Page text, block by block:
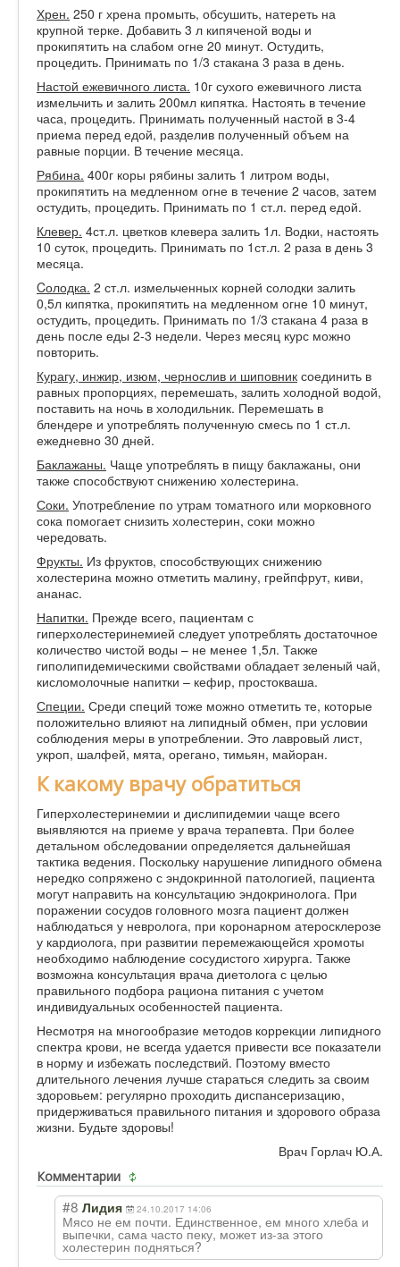
Хрен. 250 г хрена промыть, обсушить, натереть на
крупной терке. Добавить 3 л кипяченой воды и
прокипятить на слабом огне 20 минут. Остудить,
процедить. Принимать по 1/3 стакана 3 раза в день.
Настой ежевичного листа. 10г сухого ежевичного листа
измельчить и залить 200мл кипятка. Настоять в течение
часа, процедить. Принимать полученный настой в 3-4
приема перед едой, разделив полученный объем на
равные порции. В течение месяца.
Рябина. 400г коры рябины залить 1 литром воды,
прокипятить на медленном огне в течение 2 часов, затем
остудить, процедить. Принимать по 1 ст.л. перед едой.
Клевер. 4ст.л. цветков клевера залить 1л. Водки, настоять
10 суток, процедить. Принимать по 1ст.л. 2 раза в день 3
месяца.
Cолодка. 2 ст.л. измельченных корней солодки залить
0,5л кипятка, прокипятить на медленном огне 10 минут,
остудить, процедить. Принимать по 1/3 стакана 4 раза в
день после еды 2-3 недели. Через месяц курс можно
повторить.
Курагу, инжир, изюм, чернослив и шиповник соединить в
равных пропорциях, перемешать, залить холодной водой,
поставить на ночь в холодильник. Перемешать в
блендере и употреблять полученную смесь по 1 ст.л.
ежедневно 30 дней.
Баклажаны. Чаще употреблять в пищу баклажаны, они
также способствуют снижению холестерина.
Соки. Употребление по утрам томатного или морковного
сока помогает снизить холестерин, соки можно
чередовать.
Фрукты. Из фруктов, способствующих снижению
холестерина можно отметить малину, грейпфрут, киви,
ананас.
Напитки. Прежде всего, пациентам с
гиперхолестеринемией следует употреблять достаточное
количество чистой воды – не менее 1,5л. Также
гиполипидемическими свойствами обладает зеленый чай,
кисломолочные напитки – кефир, простокваша.
Специи. Среди специй тоже можно отметить те, которые
положительно влияют на липидный обмен, при условии
соблюдения меры в употреблении. Это лавровый лист,
укроп, шалфей, мята, орегано, тимьян, майоран.
К какому врачу обратиться
Гиперхолестеринемии и дислипидемии чаще всего
выявляются на приеме у врача терапевта. При более
детальном обследовании определяется дальнейшая
тактика ведения. Поскольку нарушение липидного обмена
нередко сопряжено с эндокринной патологией, пациента
могут направить на консультацию эндокринолога. При
поражении сосудов головного мозга пациент должен
наблюдаться у невролога, при коронарном атеросклерозе
у кардиолога, при развитии перемежающейся хромоты
необходимо наблюдение сосудистого хирурга. Также
возможна консультация врача диетолога с целью
правильного подбора рациона питания с учетом
индивидуальных особенностей пациента.
Несмотря на многообразие методов коррекции липидного
спектра крови, не всегда удается привести все показатели
в норму и избежать последствий. Поэтому вместо
длительного лечения лучше стараться следить за своим
здоровьем: регулярно проходить диспансеризацию,
придерживаться правильного питания и здорового образа
жизни. Будьте здоровы!
Врач Горлач Ю.А.
Комментарии
#8 Лидия 24.10.2017 14:06
Мясо не ем почти. Единственное, ем много хлеба и
выпечки, сама часто пеку, может из-за этого
холестерин подняться?